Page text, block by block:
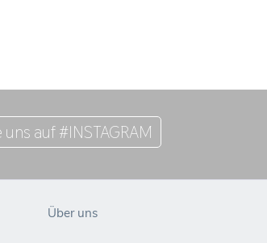
auf #INSTAGRAM
Über uns